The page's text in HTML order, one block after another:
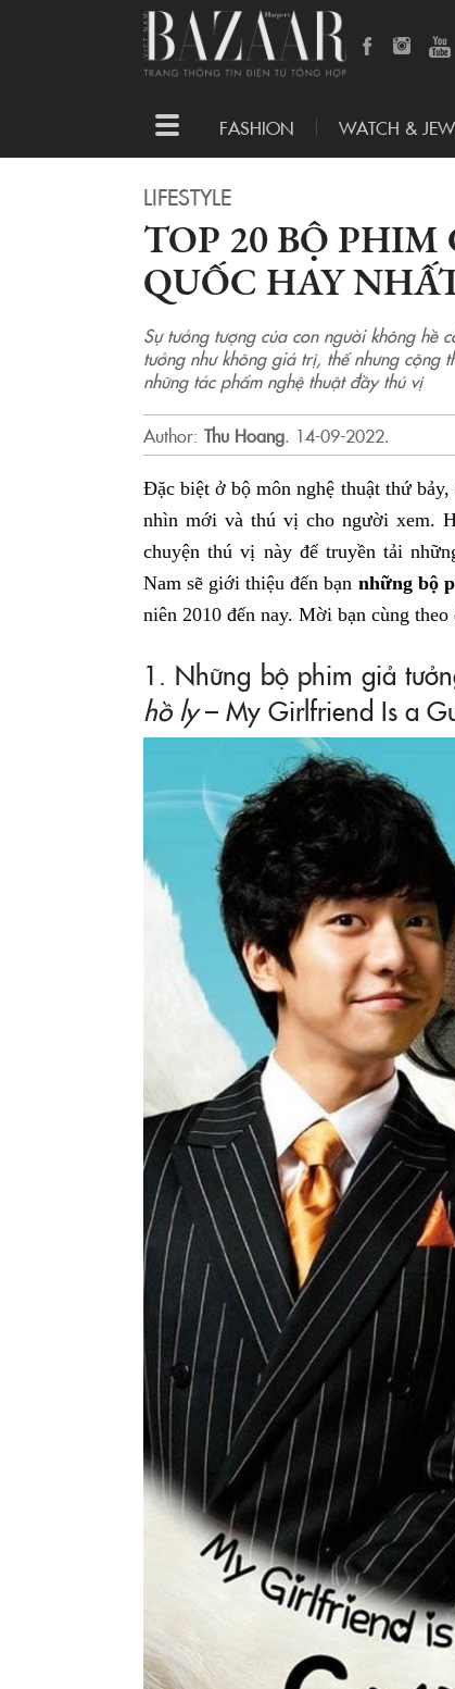
Toggle
navigation
FASHION WATCH &
LIFESTYLE
TOP 20 BỘ
QUỐC HAY
Sự tưởng tượng của con người không hề
tưởng như không giá trị, thế nhưng cộng
những tác phẩm nghệ thuật đầy thú vị
Author: Thu Hoang. 14-09-2022.
Đặc biệt ở bộ môn nghệ thuật thứ
nhìn mới và thú vị cho người xem.
chuyện thú vị này để truyền tải
Nam sẽ giới thiệu đến bạn những bộ
niên 2010 đến nay. Mời bạn cùng theo
1. Những bộ phim giả
hồ ly– My Girlfriend Is a